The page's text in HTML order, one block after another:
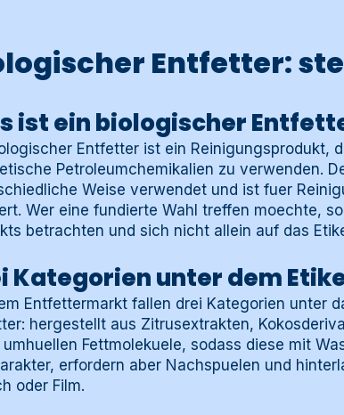
Entfetter:
ist ein biologischer
Entfetter ist ein Reinigungsprodukt,
Petroleumchemikalien zu verwenden.
Weise verwendet und ist fuer
Wer eine fundierte Wahl treffen moechte,
betrachten und sich nicht allein auf das
Kategorien unter dem
Entfettermarkt fallen drei Kategorien unter
hergestellt aus Zitrusextrakten,
Fettmolekuele, sodass diese mit
erfordern aber Nachspuelen und
oder Film.